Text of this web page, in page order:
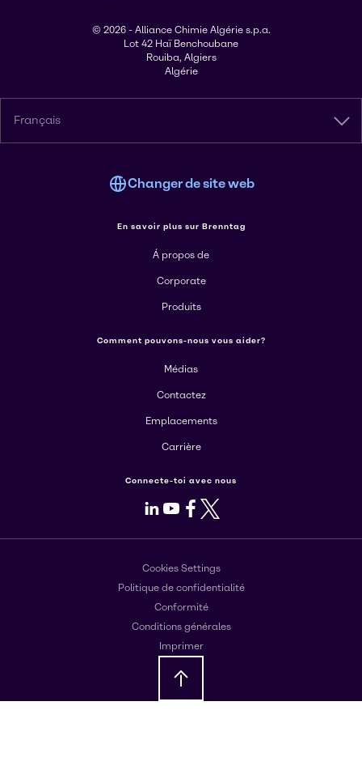
© 2026 - Alliance Chimie Algérie s.p.a.
Lot 42 Haï Benchoubane
Rouiba, Algiers
Algérie
Français
Changer de site web
En savoir plus sur Brenntag
Á propos de
Corporate
Produits
Comment pouvons-nous vous aider?
Médias
Contactez
Emplacements
Carrière
Connecte-toi avec nous
LinkedIn
Youtube
Facebook
X
Cookies Settings
Politique de confidentialité
Conformité
Conditions générales
Imprimer